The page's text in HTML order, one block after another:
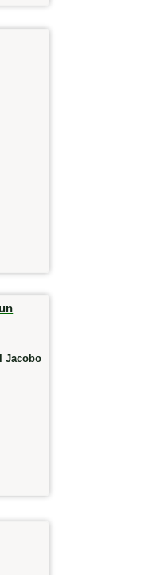
Jacobo